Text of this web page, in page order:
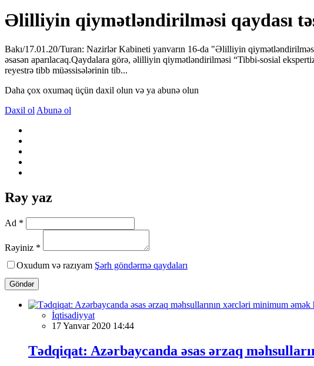
Əlilliyin qiymətləndirilməsi qaydası
Bakı/17.01.20/Turan: Nazirlər Kabineti yanvarın 16-da "Əlilliyin
əsasən aparılacaq.Qaydalara görə, əlilliyin qiymətləndirilməsi “Tibbi-sosial
reyestrə tibb müəssisələrinin tib...
Daha çox oxumaq üçün daxil olun və ya abunə olun
Daxil ol Abunə ol
Rəy yaz
Ad *
Rəyiniz *
Oxudum və razıyam Şərh göndərmə qaydaları
Göndər
İqtisadiyyat
17 Yanvar 2020 14:44
Tədqiqat: Azərbaycanda əsas ərzaq